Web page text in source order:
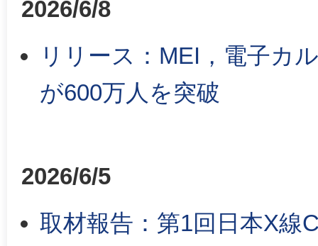
2026/6/8
リリース：MEI，電子カ
が600万人を突破
2026/6/5
取材報告：第1回日本X線